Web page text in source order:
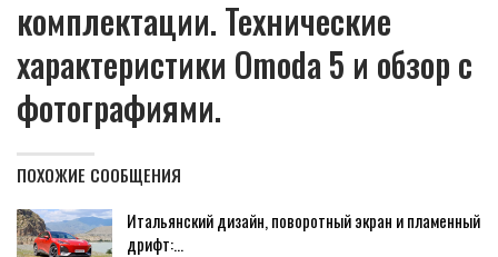
комплектации. Технические
характеристики Omoda 5 и обзор с
фотографиями.
ПОХОЖИЕ СООБЩЕНИЯ
Итальянский дизайн, поворотный экран и пламенный
дрифт:…